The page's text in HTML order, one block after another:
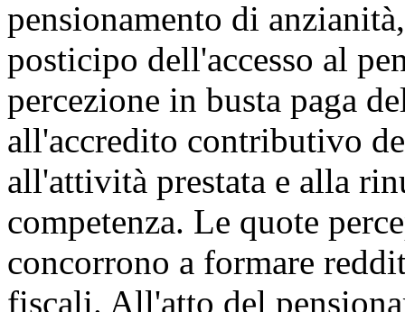
pensionamento di
posticipo dell'accesso al
percezione in busta paga
all'accredito contributivo
all'attività prestata e alla
competenza. Le quote
concorrono a formare
fiscali. All'atto del